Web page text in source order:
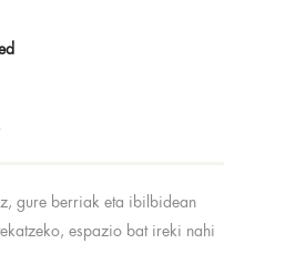
gure berriak eta ibilbidean
espazio bat ireki nahi